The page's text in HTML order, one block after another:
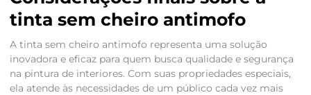
tinta sem cheiro antimofo
A tinta sem cheiro antimofo representa uma solução
inovadora e eficaz para quem busca qualidade e segurança
na pintura de interiores. Com suas propriedades especiais,
ela atende às necessidades de um público cada vez mais